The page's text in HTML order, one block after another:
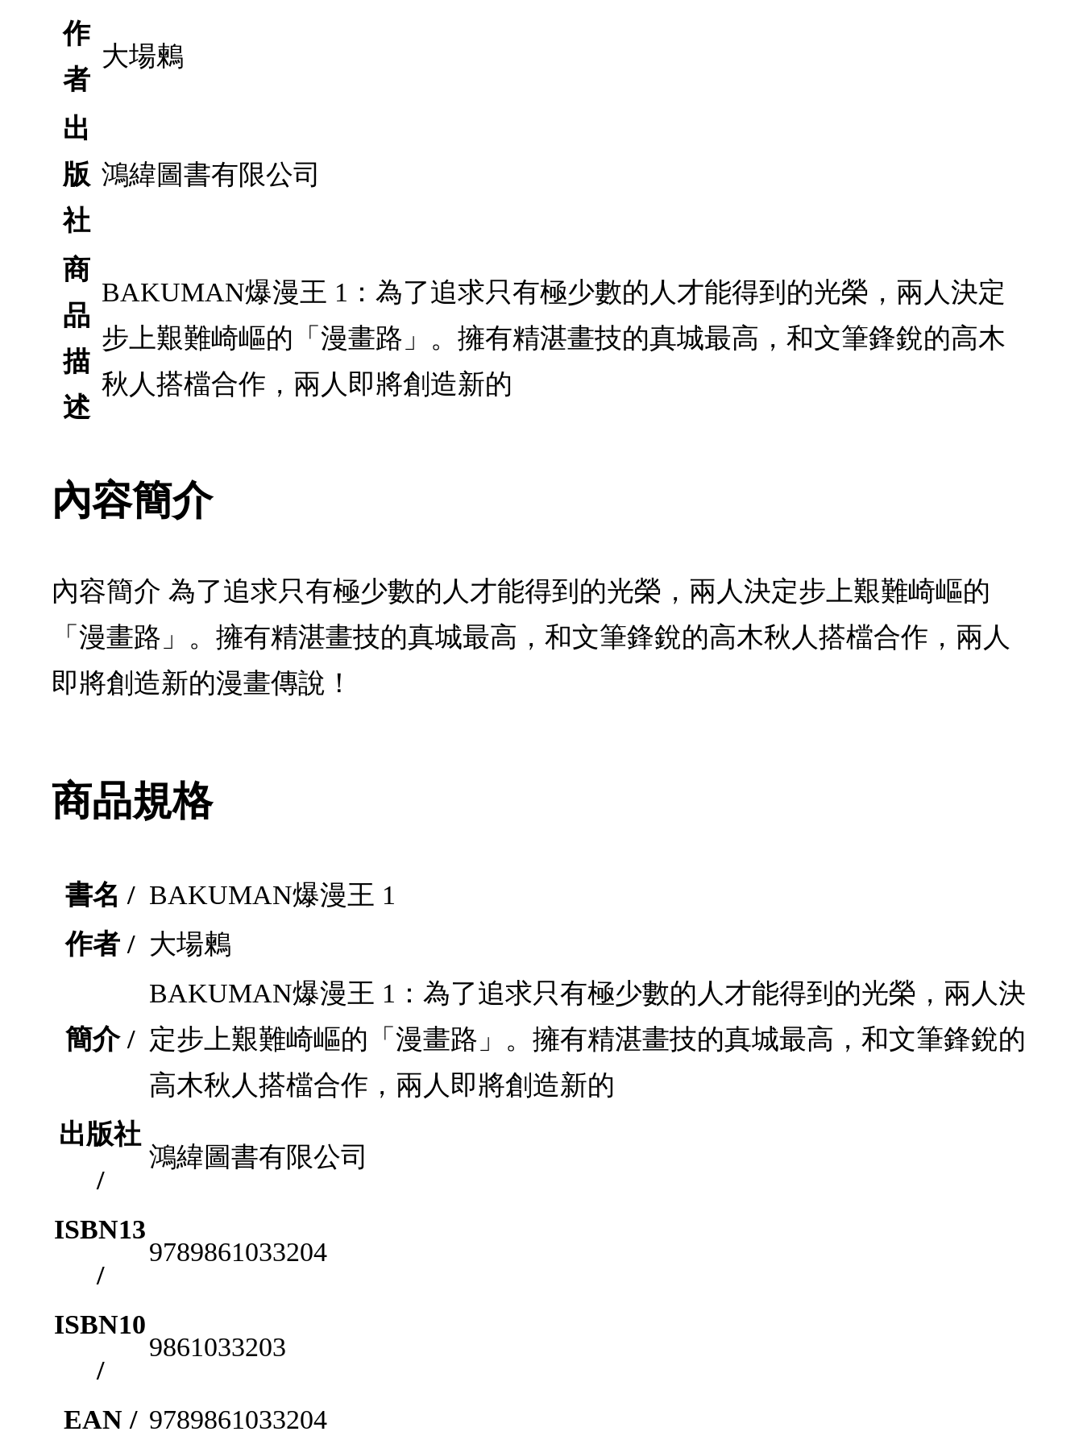
作
者
大場鶫
出
版
社
鴻緯圖書有限公司
商
品
描
述
BAKUMAN爆漫王 1：為了追求只有極少數的人才能得到的光榮，兩人決定
步上艱難崎嶇的「漫畫路」。擁有精湛畫技的真城最高，和文筆鋒銳的高木
秋人搭檔合作，兩人即將創造新的
內容簡介
內容簡介 為了追求只有極少數的人才能得到的光榮，兩人決定步上艱難崎嶇的
「漫畫路」。擁有精湛畫技的真城最高，和文筆鋒銳的高木秋人搭檔合作，兩人
即將創造新的漫畫傳說！
商品規格
書名 / BAKUMAN爆漫王 1
作者 / 大場鶫
簡介 /
BAKUMAN爆漫王 1：為了追求只有極少數的人才能得到的光榮，兩人決
定步上艱難崎嶇的「漫畫路」。擁有精湛畫技的真城最高，和文筆鋒銳的
高木秋人搭檔合作，兩人即將創造新的
出版社
/
鴻緯圖書有限公司
ISBN13
/
9789861033204
ISBN10
/
9861033203
EAN / 9789861033204